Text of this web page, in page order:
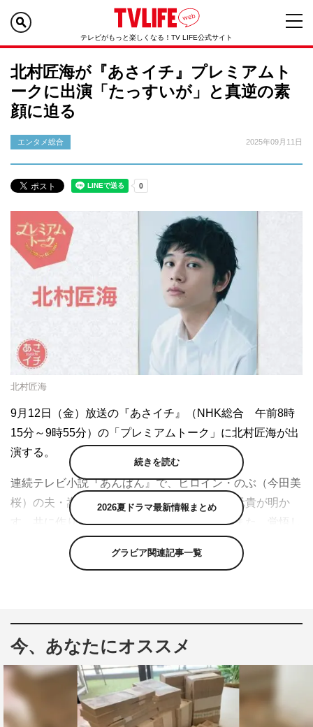
テレビがもっと楽しくなる！TV LIFE公式サイト
北村匠海が『あさイチ』プレミアムト
ークに出演「たっすいが」と真逆の素
顔に迫る
エンタメ総合 2025年09月11日
北村匠海
9月12日（金）放送の『あさイチ』（NHK総合 午前8時
15分～9時55分）の「プレミアムトーク」に北村匠海が出
演する。
連続テレビ小説『あんぱん』で、ヒロイン・のぶ（今田美
桜）の夫・嵩を演じる北村匠海。今田＆大森元貴が明か
す、共に作り上げた名場面の撮影秘話とは。また、覚悟し
て臨んだ戦争シーンについても語る。
さらに、やなせたかしさんと共通点がいっぱいで絵も上手
番組情報
『あさイチ』
NHK総合
2025年9月12日（金）午前8時15分～9時55分
続きを読む
2026夏ドラマ最新情報まとめ
グラビア関連記事一覧
今、あなたにオススメ